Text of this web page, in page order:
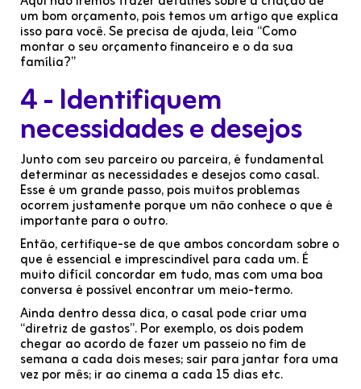
um bom orçamento, pois temos um artigo que explica
isso para você. Se precisa de ajuda, leia “Como
montar o seu orçamento financeiro e o da sua
família?”
4 - Identifiquem
necessidades e desejos
Junto com seu parceiro ou parceira, é fundamental
determinar as necessidades e desejos como casal.
Esse é um grande passo, pois muitos problemas
ocorrem justamente porque um não conhece o que é
importante para o outro.
Então, certifique-se de que ambos concordam sobre o
que é essencial e imprescindível para cada um. É
muito difícil concordar em tudo, mas com uma boa
conversa é possível encontrar um meio-termo.
Ainda dentro dessa dica, o casal pode criar uma
“diretriz de gastos”. Por exemplo, os dois podem
chegar ao acordo de fazer um passeio no fim de
semana a cada dois meses; sair para jantar fora uma
vez por mês; ir ao cinema a cada 15 dias etc.